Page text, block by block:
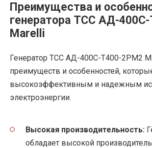
Преимущества и
генератора ТСС АД-
Marelli
Генератор ТСС АД-400С-Т400-2РМ2
преимуществ и особенностей,
высокоэффективным и надежным
электроэнергии.
Высокая производительность:
обладает высокой